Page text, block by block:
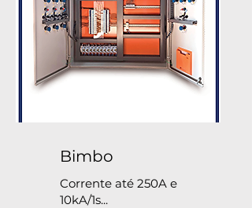
Bimbo
Corrente até 250A e
10kA/1s...